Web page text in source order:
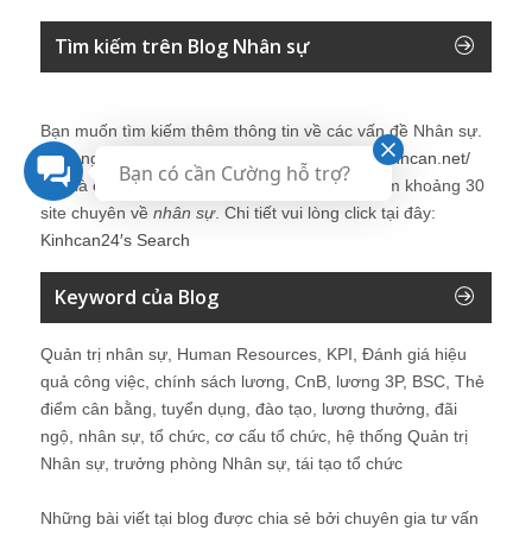
Tìm kiếm trên Blog Nhân sự
Bạn muốn tìm kiếm thêm thông tin về các vấn đề Nhân sự.
Vui lòng click tại đây để tìm kiếm thêm:
http://kinhcan.net/
Đây là công cụ tìm kiếm được tích hợp tìm kiếm khoảng 30
site chuyên về nhân sự. Chi tiết vui lòng click tại đây:
Kinhcan24′s Search
Keyword của Blog
Quản trị nhân sự, Human Resources, KPI, Đánh giá hiệu
quả công việc, chính sách lương, CnB, lương 3P, BSC, Thẻ
điểm cân bằng, tuyển dụng, đào tạo, lương thưởng, đãi
ngộ, nhân sự, tổ chức, cơ cấu tổ chức, hệ thống Quản trị
Nhân sự, trưởng phòng Nhân sự, tái tạo tổ chức
Những bài viết tại blog được chia sẻ bởi chuyên gia tư vấn
Bạn có cần Cường hỗ trợ?